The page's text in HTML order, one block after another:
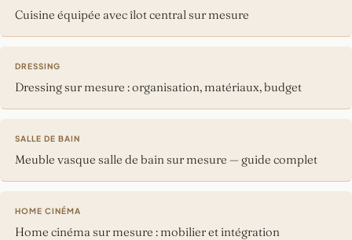
Cuisine équipée avec îlot central sur mesure
DRESSING
Dressing sur mesure : organisation, matériaux, budget
SALLE DE BAIN
Meuble vasque salle de bain sur mesure — guide complet
HOME CINÉMA
Home cinéma sur mesure : mobilier et intégration